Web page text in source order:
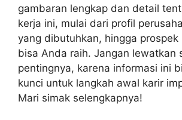
gambaran lengkap dan detail
kerja ini, mulai dari profil
yang dibutuhkan, hingga prospek
bisa Anda raih. Jangan lewatkan
pentingnya, karena informasi ini
kunci untuk langkah awal karir
Mari simak selengkapnya!